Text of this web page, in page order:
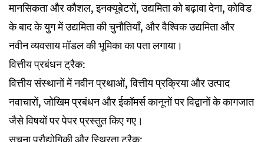
मानसिकता और कौशल, इनक्यूबेटरों, उद्यमिता को बढ़ावा देना, कोविड
के बाद के युग में उद्यमिता की चुनौतियाँ, और वैश्विक उद्यमिता और
नवीन व्यवसाय मॉडल की भूमिका का पता लगाया।
वित्तीय प्रबंधन ट्रैक:
वित्तीय संस्थानों में नवीन प्रथाओं, वित्तीय प्रक्रिया और उत्पाद
नवाचारों, जोखिम प्रबंधन और ईकॉमर्स कानूनों पर विद्वानों के कागजात
जैसे विषयों पर पेपर प्रस्तुत किए गए।
सूचना प्रौद्योगिकी और स्थिरता ट्रैक: